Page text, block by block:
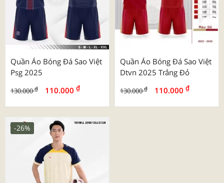
Quần Áo Bóng Đá Sao Việt
Psg 2025
130.000₫ 110.000 ₫
Quần Áo Bóng Đá Sao Việt
Dtvn 2025 Trắng Đỏ
130.000₫ 110.000 ₫
-26%